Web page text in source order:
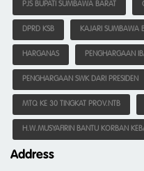
PJS BUPATI SUMBAWA BARAT
DPRD KSB KAJARI SUMBAWA
HARGANAS PENGHARGAAN
PENGHARGAAN SWK DARI PRESIDEN
MTQ KE 30 TINGKAT PROV.NTB
H.W.MUSYAFIRIN BANTU KORBAN
Address